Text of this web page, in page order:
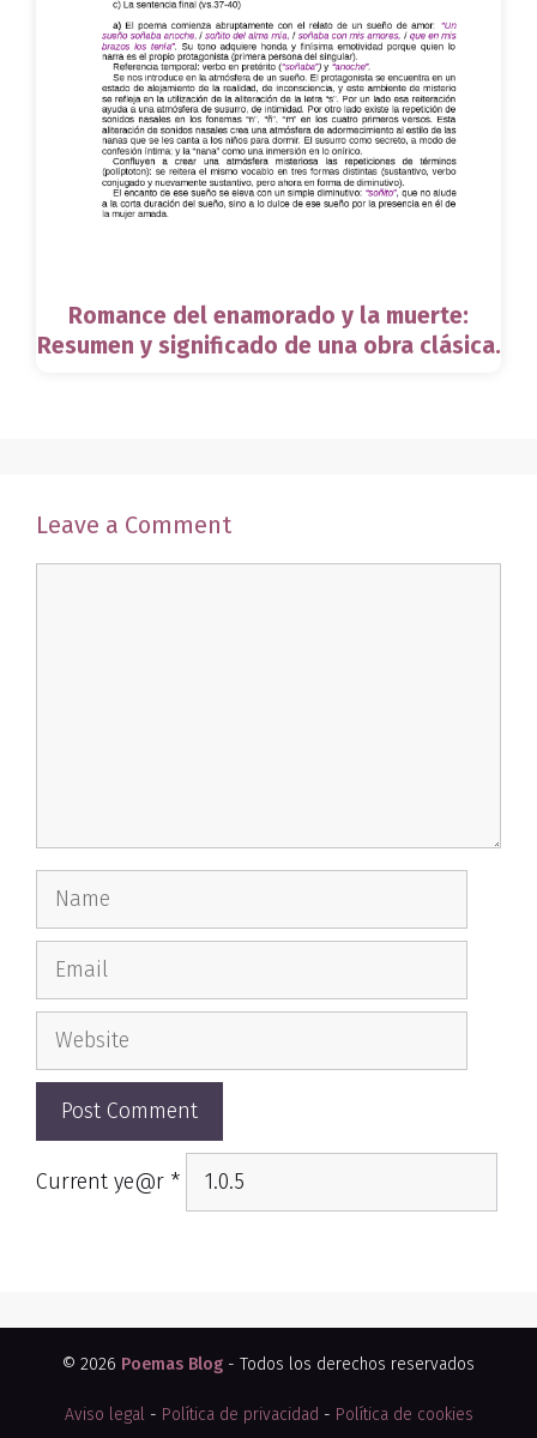
Romance del enamorado y la muerte:
Resumen y significado de una obra clásica.
Leave a Comment
Name
Email
Website
Current ye@r *
© 2026 Poemas Blog - Todos los derechos reservados
Aviso legal - Política de privacidad - Política de cookies